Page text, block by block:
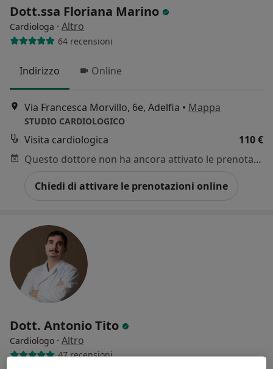
Dott.ssa Floriana Marino
Cardiologa · Altro
64 recensioni
Indirizzo Online
Via Francesca Morvillo, 6e, Adelfia • Mappa
STUDIO CARDIOLOGICO
Visita cardiologica
110 €
Questo dottore non ha ancora attivato le prenotazioni online presso questo indirizzo.
Chiedi di attivare le prenotazioni online
Dott. Antonio Tito
Cardiologo · Altro
47 recensioni